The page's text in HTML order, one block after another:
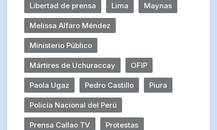
Libertad de prensa Lima Maynas
Melissa Alfaro Méndez
Ministerio Público
Mártires de Uchuraccay OFIP
Paola Ugaz Pedro Castillo Piura
Policía Nacional del Perú
Prensa Callao TV Protestas